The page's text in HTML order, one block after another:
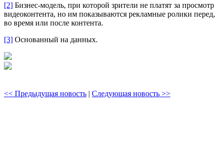
[2] Бизнес-модель, при которой зрители не платят за просмотр
видеоконтента, но им показываются рекламные ролики перед,
во время или после контента.
[3] Основанный на данных.
<< Предыдущая новость | Следующая новость >>